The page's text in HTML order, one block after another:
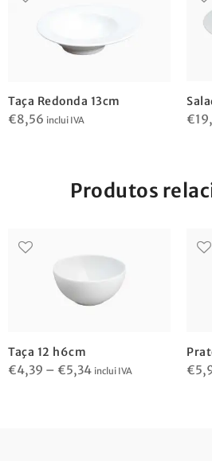
Taça Redonda 13cm
€8,56 inclui IVA €
Produtos
Taça 12 h6cm
€4,39 – €5,34Price
inclui IVA €